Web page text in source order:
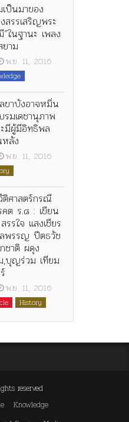
เป็นมาของ
สรรเสริญพระ
”ในฐานะ เพลง
าม
พ.ย. 11, 2016
ลขาบังอาจหมิ่น
รมเดชานุภาพ
ะมีผู้มีอิทธิพล
ลัง
พ.ย. 11, 2016
ติศาสตร์กรณี
คต ร.๘ : เขียน
รรใจ แสงเชียร
พรรญ ปีตธวัช
ชาติ ผดุง
,บุญร่วม เทียม
พ.ย. 11, 2016
History
reserved
Knowledge